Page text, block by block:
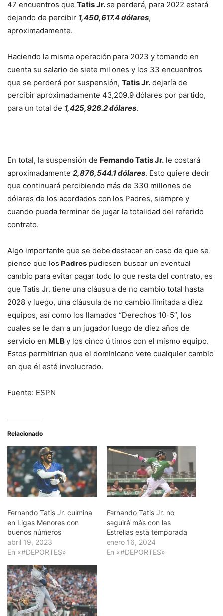
47 encuentros que Tatis Jr. se perderá, para 2022 estará
dejando de percibir 1,450,617.4 dólares,
aproximadamente.
Haciendo la misma operación para 2023 y tomando en
cuenta su salario de siete millones y los 33 encuentros
que se perderá por suspensión, Tatis Jr. dejaría de
percibir aproximadamente 43,209.9 dólares por partido,
para un total de 1,425,926.2 dólares.
En total, la suspensión de Fernando Tatis Jr. le costará
aproximadamente 2,876,544.1 dólares. Esto quiere decir
que continuará percibiendo más de 330 millones de
dólares de los acordados con los Padres, siempre y
cuando pueda terminar de jugar la totalidad del referido
contrato.
Algo importante que se debe destacar en caso de que se
piense que los Padres pudiesen buscar un eventual
cambio para evitar pagar todo lo que resta del contrato, es
que Tatis Jr. tiene una cláusula de no cambio total hasta
2028 y luego, una cláusula de no cambio limitada a diez
equipos, así como los llamados “Derechos 10-5”, los
cuales se le dan a un jugador luego de diez años de
servicio en MLBy los cinco últimos con el mismo equipo.
Estos permitirían que el dominicano vete cualquier cambio
en que él esté involucrado.
Fuente: ESPN
Relacionado
Fernando Tatis Jr. culmina
en Ligas Menores con
buenos números
abril 19, 2023
En «#DEPORTES»
Fernando Tatis Jr. no
seguirá más con las
Estrellas esta temporada
enero 16, 2024
En «#DEPORTES»